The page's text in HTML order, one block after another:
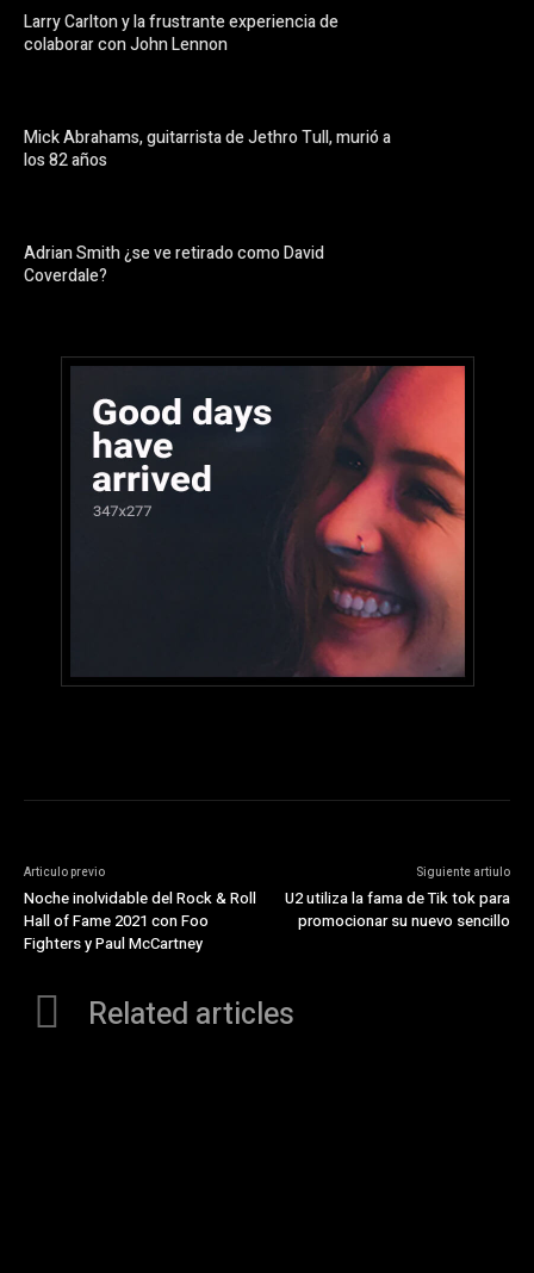
Larry Carlton y la frustrante experiencia de
colaborar con John Lennon
Mick Abrahams, guitarrista de Jethro Tull, murió a
los 82 años
Adrian Smith ¿se ve retirado como David
Coverdale?
Articulo previo
Noche inolvidable del Rock & Roll
Hall of Fame 2021 con Foo
Fighters y Paul McCartney
Siguiente artiulo
U2 utiliza la fama de Tik tok para
promocionar su nuevo sencillo
Related articles